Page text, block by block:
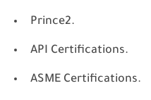
Prince2.
API Certifications.
ASME Certifications.